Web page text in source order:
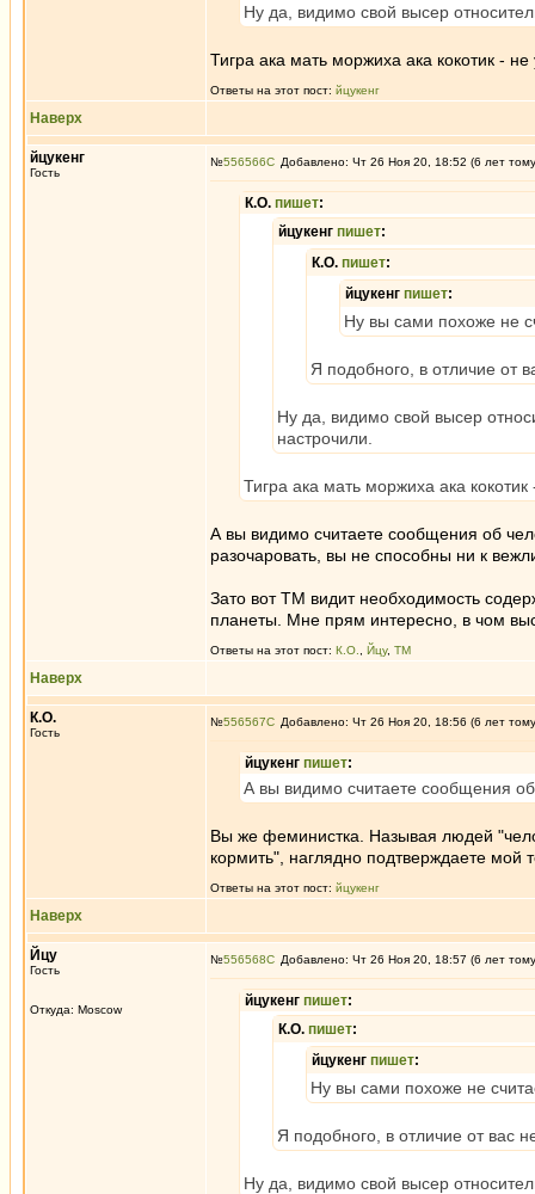
Ну да, видимо свой высер
Тигра ака мать моржиха ака кокотик -
Ответы на этот пост: йцукенг
Наверх
йцукенг
Гость
№556566 Добавлено: Чт 26 Ноя 20, 18:52 (6 лет
К.О. пишет:
йцукенг пишет:
К.О. пишет:
йцукенг пишет:
Ну вы сами похоже не
Я подобного, в отличие от
Ну да, видимо свой высер
настрочили.
Тигра ака мать моржиха ака
А вы видимо считаете сообщения об
разочаровать, вы не способны ни к
Зато вот ТМ видит необходимость
планеты. Мне прям интересно, в чом
Ответы на этот пост: К.О. Йцу, ТМ
Наверх
К.О.
Гость
№556567 Добавлено: Чт 26 Ноя 20, 18:56 (6 лет
йцукенг пишет:
А вы видимо считаете сообщения
Вы же феминистка. Называя людей
кормить", наглядно подтверждаете мой
Ответы на этот пост: йцукенг
Наверх
Йцу
Гость
Откуда: Moscow
№556568 Добавлено: Чт 26 Ноя 20, 18:57 (6 лет
йцукенг пишет:
К.О. пишет:
йцукенг пишет:
Ну вы сами похоже не
Я подобного, в отличие от вас
Ну да, видимо свой высер